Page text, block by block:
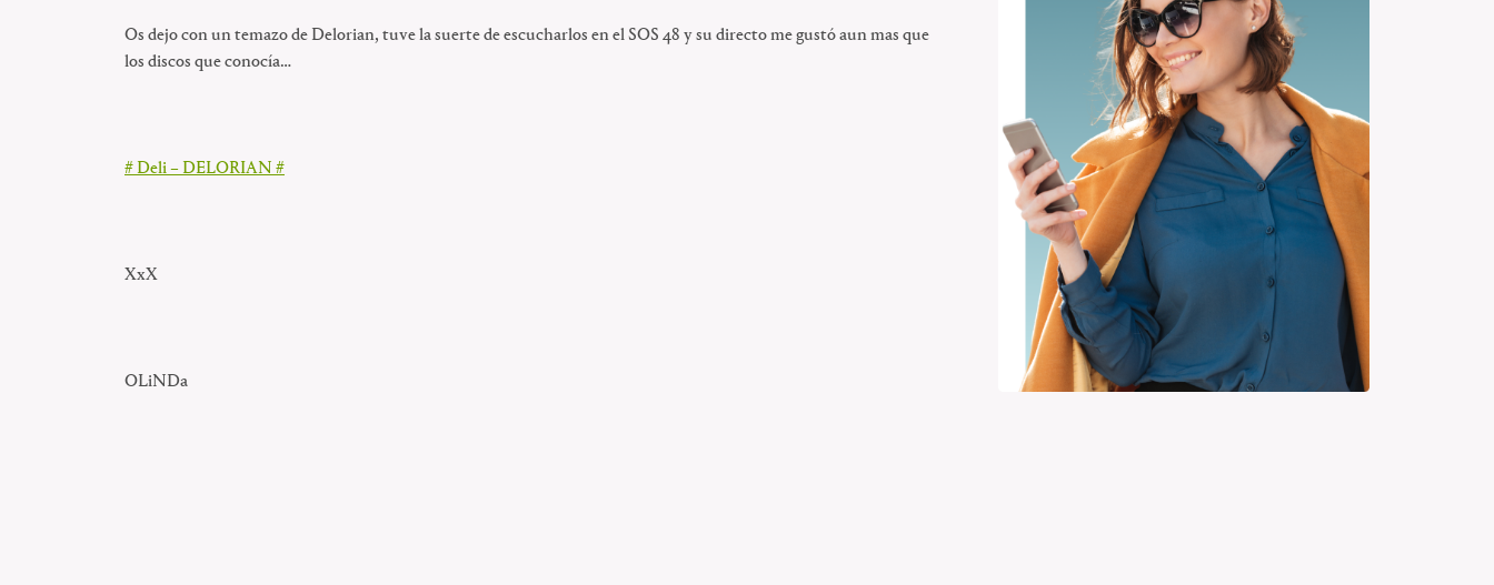
Os dejo con un temazo de Delorian, tuve la suerte de escucharlos en el SOS 48 y su directo me gustó aun mas que
los discos que conocía…
# Deli – DELORIAN #
XxX
OLiNDa